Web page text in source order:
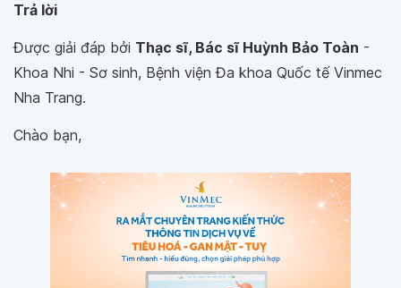
Trả lời
Được giải đáp bởi Thạc sĩ, Bác sĩ Huỳnh Bảo Toàn -
Khoa Nhi - Sơ sinh, Bệnh viện Đa khoa Quốc tế Vinmec
Nha Trang.
Chào bạn,